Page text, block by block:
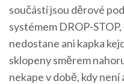
součástí jsou děrové
systémem DROP-
nedostane ani kapka
sklopeny směrem
nekape v době, kdy není